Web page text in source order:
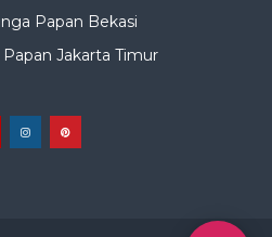
Papan Bekasi
Jakarta Timur